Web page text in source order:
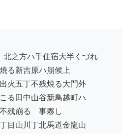
る新吉原ハ崩候上
火五丁不残焼る大門外
る田中山谷新鳥越町ハ
残崩るゝ事夥し
目山川丁北馬道金龍山